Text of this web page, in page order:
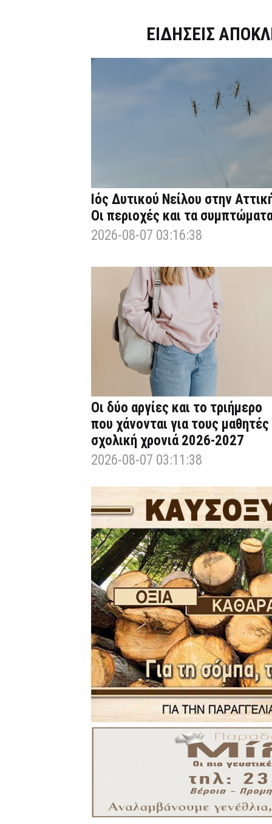
ΕΙΔΗΣΕΙΣ
Ιός Δυτικού Νείλου στην
Οι περιοχές και τα
2026-08-07 03:16:38
Οι δύο αργίες και το τριήμερο
που χάνονται για τους μαθητές
σχολική χρονιά 2026-2027
2026-08-07 03:11:38